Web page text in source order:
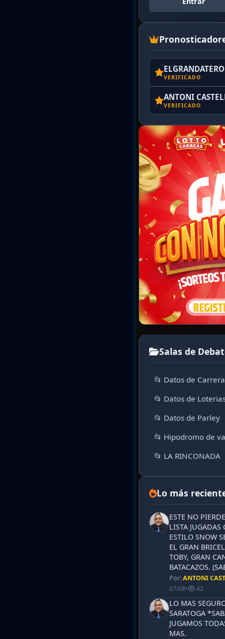
VERIFICADO
ANTONI
VERIFICADO
Salas de
📂 Datos de
📂 Datos de
📂 Datos de Parley
📂 Hipodromo de
📂 LA RINCONADA
Lo más
ESTE NO
LISTA JUGADAS
ESTILO SNOW
EL GRAN
TOBY, GRAN
BATACAZOS.
Por:ANTONI
07/08• 42
LO MAS
SARATOGA
JUGAMOS
MAS.